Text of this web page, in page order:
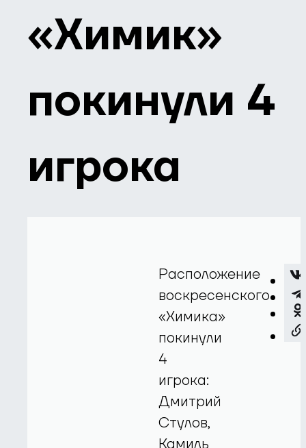
«Химик»
покинули 4
игрока
Расположение
воскресенского
«Химика»
покинули
4
игрока:
Дмитрий
Стулов,